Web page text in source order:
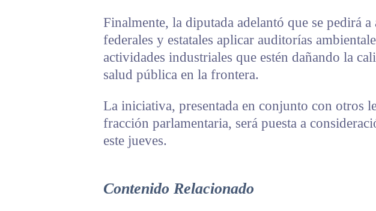
Finalmente, la diputada adelantó que se pedirá a
federales y estatales aplicar auditorías
actividades industriales que estén dañando la
salud pública en la frontera.
La iniciativa, presentada en conjunto con otros
fracción parlamentaria, será puesta a
este jueves.
Contenido Relacionado